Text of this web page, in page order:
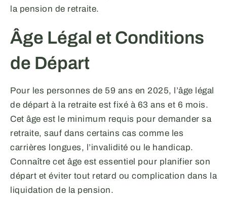
la pension de retraite.
Âge Légal et Conditions
de Départ
Pour les personnes de 59 ans en 2025, l’âge légal
de départ à la retraite est fixé à 63 ans et 6 mois.
Cet âge est le minimum requis pour demander sa
retraite, sauf dans certains cas comme les
carrières longues, l’invalidité ou le handicap.
Connaître cet âge est essentiel pour planifier son
départ et éviter tout retard ou complication dans la
liquidation de la pension.